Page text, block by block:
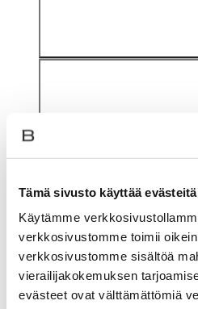
Tämä sivusto käyttää evästeitä
Käytämme
verkkosivustomme toimii
verkkosivustomme sisältöä
vierailijakokemuksen
evästeet ovat välttämättömiä
Materiaali